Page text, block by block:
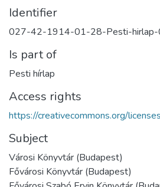
Identifier
027-42-1914-01-28-Pesti-
Is part of
Pesti hírlap
Access rights
https://creativecommons.org/
Subject
Városi Könyvtár (Budapest)
Fővárosi Könyvtár (Budapest)